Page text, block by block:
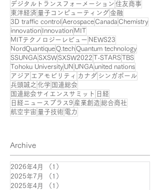
デジタルトランスフォーメーション 住友商事
東洋経済 量子コンピューティング 金融
3D traffic control Aerospace Canada Chemistry
innovation Innovation MIT
MITテクノロジーレビュー NEWS23
NordQuantiqueQ.techQuantum technology
SSUNGASXSWSXSW2022 T-STARS
TBS
Tohoku University UN UNGA united nations
アジア エアモビリティ カナダ シンガポール
兵頭誠之 化学 国連総会
国連総会サイエンスサミット 日経
日経ニュースプラス9 産業創造 総合商社
航空宇宙 量子技術 電力
Archive
2026年4月 （1）
2025年7月
（1）
2025年4月
（1）